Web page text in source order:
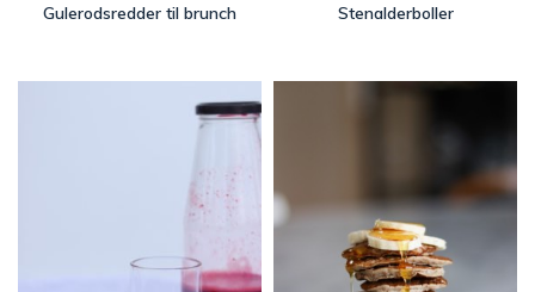
Gulerodsredder til brunch Stenalderboller